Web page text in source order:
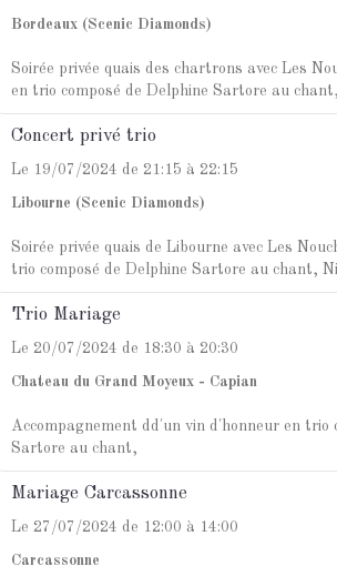
Bordeaux (Scenic Diamonds)
Soirée privée quais des chartrons avec Les
en trio composé de Delphine Sartore au
Concert privé trio
Le 19/07/2024 de 21:15 à 22:15
Libourne (Scenic Diamonds)
Soirée privée quais de Libourne avec Les
trio composé de Delphine Sartore au chant,
Trio Mariage
Le 20/07/2024 de 18:30 à 20:30
Chateau du Grand Moyeux - Capian
Accompagnement dd'un vin d'honneur en trio
Sartore au chant,
Mariage Carcassonne
Le 27/07/2024 de 12:00 à 14:00
Carcassonne